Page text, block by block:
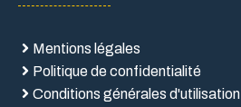
Mentions légales
Politique de confidentialité
Conditions générales d'utilisation